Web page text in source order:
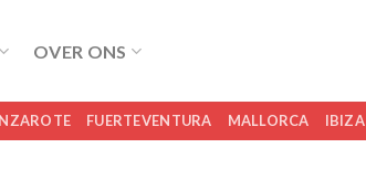
OVER ONS
FUERTEVENTURA MALLORCA IBIZA